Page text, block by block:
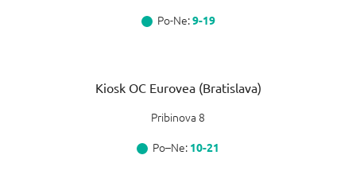
Po-Ne:9-19
Kiosk OC Eurovea (Bratislava)
Pribinova 8
Po–Ne: 10-21